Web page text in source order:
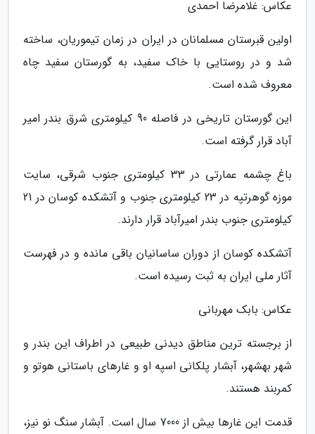
عکاس: غلامرضا احمدی
اولین قبرستان مسلمانان در ایران در زمان تیموریان، ساخته
شد و در روستایی با خاک سفید، به گورستان سفید چاه
معروف شده است.
این گورستان تاریخی در فاصله 90 کیلومتری شرق بندر امیر
آباد قرار گرفته است.
باغ چشمه عمارتی در 33 کیلومتری جنوب شرقی، سایت
موزه گوهرتپه در 23 کیلومتری جنوب و آتشکده کوسان در 21
کیلومتری جنوب بندر امیرآباد قرار دارند.
آتشکده کوسان از دوران ساسانیان باقی مانده و در فهرست
آثار ملی ایران به ثبت رسیده است.
عکاس: بابک مهربانی
از برجسته ترین مناطق دیدنی طبیعی در اطراف این بندر و
شهر بهشهر، آبشار پلکانی اسپه او و غارهای باستانی هوتو و
کمربند هستند.
قدمت این غارها بیش از 7000 سال است. آبشار سنگ نو نیز،